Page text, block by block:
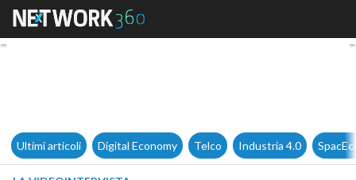
E-fattura, Claudia Gatti:
Ultimi articoli Digital Economy Telco Industria 4.0